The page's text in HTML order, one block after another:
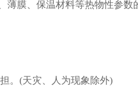
膜、保温材料等热物性参数
。(天灾、人为现象除外)